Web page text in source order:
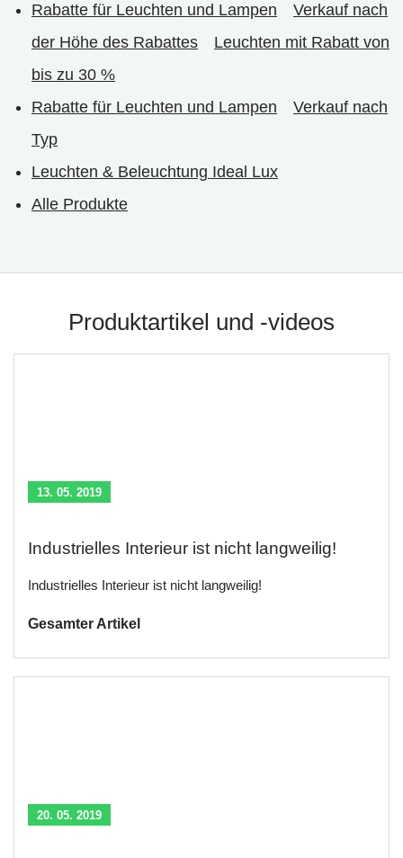
Rabatte für Leuchten und Lampen
Verkauf nach
der Höhe des Rabattes
Leuchten mit Rabatt von
bis zu 30 %
Rabatte für Leuchten und Lampen
Verkauf nach
Typ
Leuchten & Beleuchtung Ideal Lux
Alle Produkte
Produktartikel und -videos
13. 05. 2019
Industrielles Interieur ist nicht langweilig!
Industrielles Interieur ist nicht langweilig!
Gesamter Artikel
20. 05. 2019